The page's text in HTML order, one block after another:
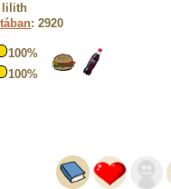
lilith
: 2920
100%
100%